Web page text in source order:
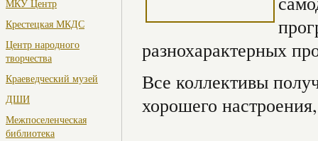
МКУ Центр
Крестецкая МКДС
Центр народного
творчества
Краеведческий музей
ДШИ
Межпоселенческая
библиотека
разнохарактерных
Все коллективы
хорошего